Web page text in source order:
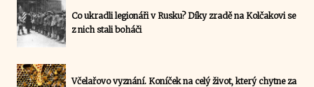
Co ukradli legionáři v Rusku? Díky zradě na Kolčakovi se
z nich stali boháči
Včelařovo vyznání. Koníček na celý život, který chytne za